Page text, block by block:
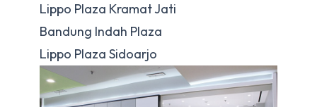
Lippo Plaza Kramat Jati
Bandung Indah Plaza
Lippo Plaza Sidoarjo